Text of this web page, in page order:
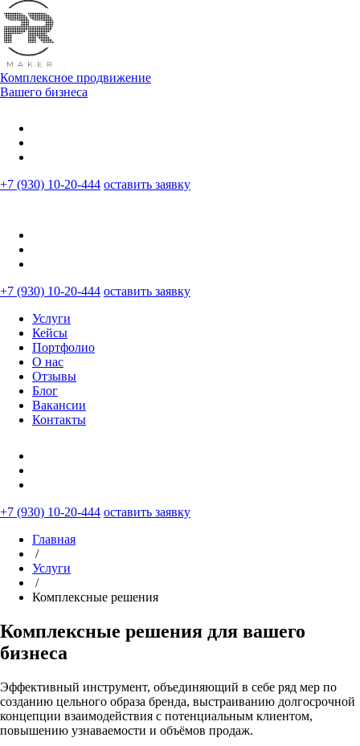
Комплексное продвижение
Вашего бизнеса
+7 (930) 10-20-444 оставить заявку
+7 (930) 10-20-444 оставить заявку
Услуги
Кейсы
Портфолио
О нас
Отзывы
Блог
Вакансии
Контакты
+7 (930) 10-20-444 оставить заявку
Главная
/
Услуги
/
Комплексные решения
Комплексные решения для вашего
бизнеса
Эффективный инструмент, объединяющий в себе ряд мер по
созданию цельного образа бренда, выстраиванию долгосрочной
концепции взаимодействия с потенциальным клиентом,
повышению узнаваемости и объёмов продаж.